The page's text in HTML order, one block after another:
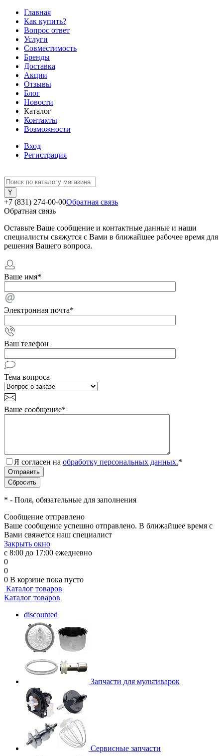
Главная
Как купить?
Вопрос ответ
Услуги
Совместимость
Бренды
Доставка
Акции
Отзывы
Блог
Новости
Каталог
Контакты
Возможности
Вход
Регистрация
+7 (831) 274-00-00Обратная связь
Обратная связь
Оставьте Ваше сообщение и контактные данные и наши
специалисты свяжутся с Вами в ближайшее рабочее время для
решения Вашего вопроса.
Ваше имя*
Электронная почта*
Ваш телефон
Тема вопроса
Ваше сообщение*
Я согласен на обработку персональных данных.*
* - Поля, обязательные для заполнения
Сообщение отправлено
Ваше сообщение успешно отправлено. В ближайшее время с
Вами свяжется наш специалист
Закрыть окно
с 8:00 до 17:00 ежедневно
0
0
0 В корзине пока пусто
Каталог товаров
Каталог товаров
discounted
Запчасти для мультиварок
Сервисные запчасти